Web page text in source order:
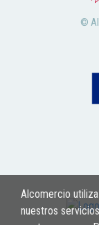
©
Alcomercio
nuestros